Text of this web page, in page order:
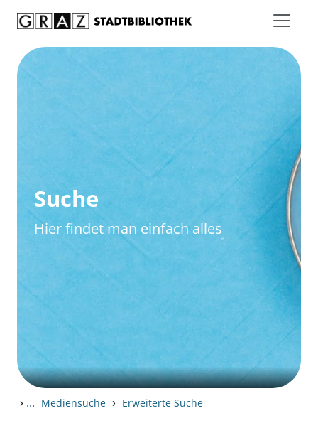
Suche
Hier findet man einfach alles
› ... Mediensuche › Erweiterte Suche